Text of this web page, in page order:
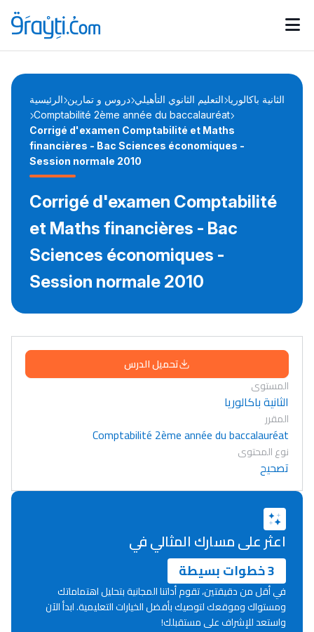
Catégories
d'actualités
Annonces bourses
Lycée Maroc
الرئيسية دروس و تمارين التعليم الثانوي التأهيلي الثانية باكالوريا
Comptabilité 2ème année du baccalauréat
Corrigé d'examen Comptabilité et Maths
financières - Bac Sciences économiques -
Session normale 2010
Corrigé d'examen Comptabilité
et Maths financières - Bac
Sciences économiques -
Session normale 2010
تحميل الدرس
المستوى
الثانية باكالوريا
المقرر
Comptabilité 2ème année du baccalauréat
نوع المحتوى
تصحيح
اعثر على مسارك المثالي في
3 خطوات بسيطة
في أقل من دقيقتين، تقوم أداتنا المجانية بتحليل اهتماماتك
ومستواك وموقعك لتوصيك بأفضل الخيارات التعليمية. ابدأ الآن
واستعد للإشراف على مستقبلك!